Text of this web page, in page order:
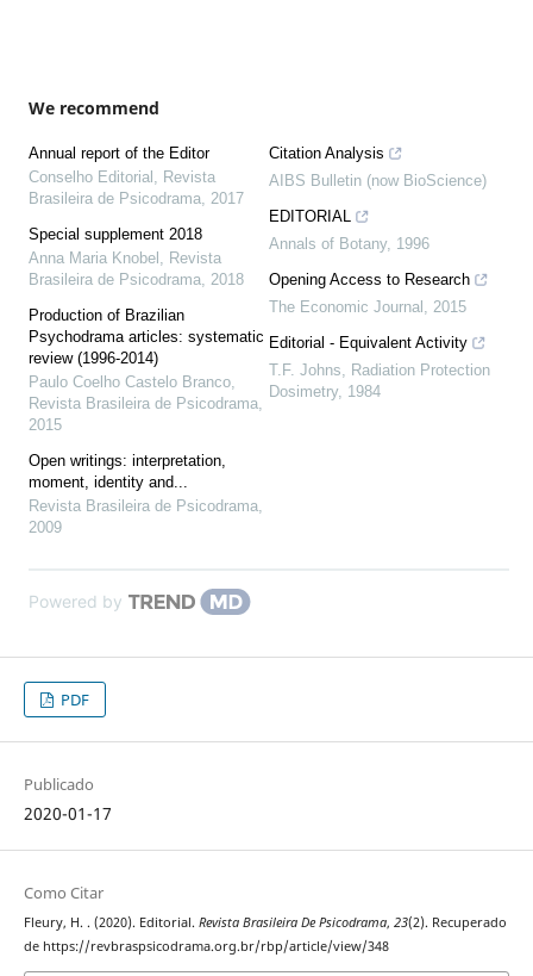
We recommend
Annual report of the Editor
Conselho Editorial , Revista
Brasileira de Psicodrama, 2017
Special supplement 2018
Anna Maria Knobel , Revista
Brasileira de Psicodrama, 2018
Production of Brazilian
Psychodrama articles: systematic
review (1996-2014)
Paulo Coelho Castelo Branco,
Revista Brasileira de Psicodrama,
2015
Open writings: interpretation,
moment, identity and...
Revista Brasileira de Psicodrama,
2009
Citation Analysis
AIBS Bulletin (now BioScience)
EDITORIAL
Annals of Botany, 1996
Opening Access to Research
The Economic Journal , 2015
Editorial - Equivalent Activity
T.F. Johns, Radiation Protection
Dosimetry, 1984
Powered by
PDF
Publicado
2020-01-17
Como Citar
Fleury, H. . (2020). Editorial. Revista Brasileira De Psicodrama, 23(2). Recuperado
de https://revbraspsicodrama.org.br/rbp/article/view/348